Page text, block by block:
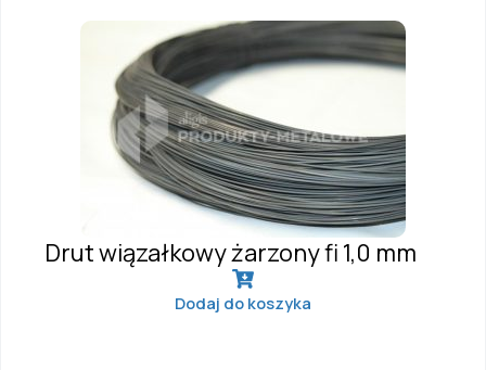
Drut wiązałkowy żarzony fi 1,0 mm
Dodaj do koszyka